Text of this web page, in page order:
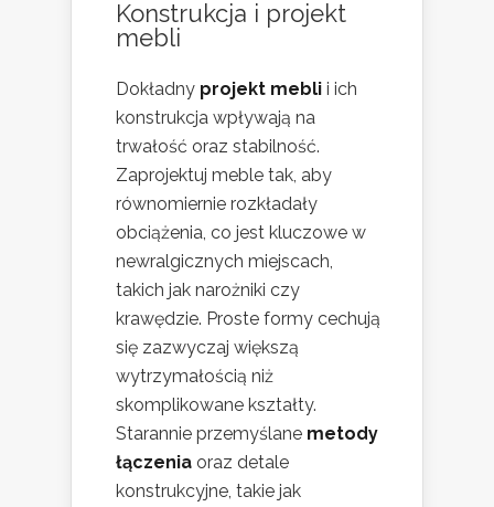
Konstrukcja i projekt
mebli
Dokładny projekt mebli i ich
konstrukcja wpływają na
trwałość oraz stabilność.
Zaprojektuj meble tak, aby
równomiernie rozkładały
obciążenia, co jest kluczowe w
newralgicznych miejscach,
takich jak narożniki czy
krawędzie. Proste formy cechują
się zazwyczaj większą
wytrzymałością niż
skomplikowane kształty.
Starannie przemyślane metody
łączenia oraz detale
konstrukcyjne, takie jak